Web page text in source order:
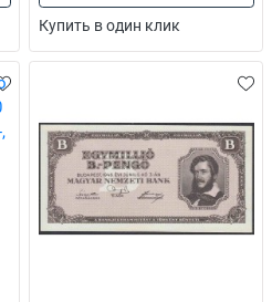
Купить в один клик